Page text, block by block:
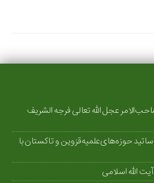
عجل الله تعالی فرجه الشریف
حوزه‌های‌علمیه‌قزوین و تاکستان با
الله اسلامی